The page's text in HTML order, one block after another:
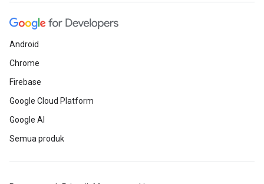
Android
Chrome
Firebase
Google Cloud Platform
Google AI
Semua produk